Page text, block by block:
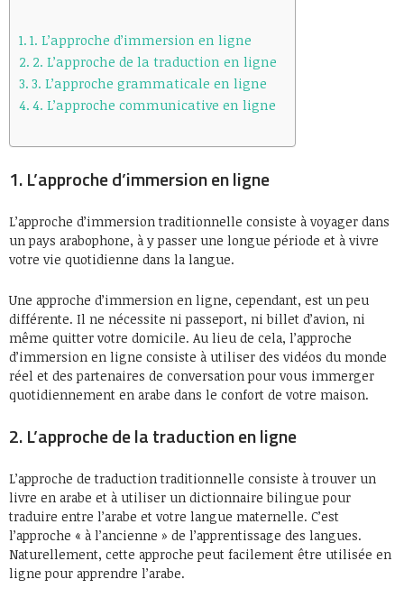
1. L’approche d’immersion en ligne
2. L’approche de la traduction en ligne
3. L’approche grammaticale en ligne
4. L’approche communicative en ligne
1. L’approche d’immersion en ligne
L’approche d’immersion traditionnelle consiste à voyager dans
un pays arabophone, à y passer une longue période et à vivre
votre vie quotidienne dans la langue.
Une approche d’immersion en ligne, cependant, est un peu
différente. Il ne nécessite ni passeport, ni billet d’avion, ni
même quitter votre domicile. Au lieu de cela, l’approche
d’immersion en ligne consiste à utiliser des vidéos du monde
réel et des partenaires de conversation pour vous immerger
quotidiennement en arabe dans le confort de votre maison.
2. L’approche de la traduction en ligne
L’approche de traduction traditionnelle consiste à trouver un
livre en arabe et à utiliser un dictionnaire bilingue pour
traduire entre l’arabe et votre langue maternelle. C’est
l’approche « à l’ancienne » de l’apprentissage des langues.
Naturellement, cette approche peut facilement être utilisée en
ligne pour apprendre l’arabe.